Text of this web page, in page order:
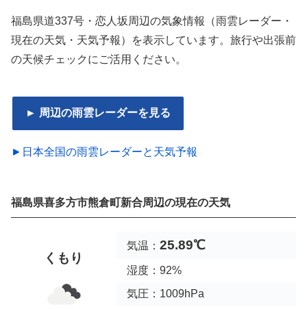
福島県道337号・恋人坂周辺の気象情報（雨雲レーダー・
現在の天気・天気予報）を表示しています。旅行や出張前
の天候チェックにご活用ください。
► 周辺の雨雲レーダーを見る
►日本全国の雨雲レーダーと天気予報
福島県喜多方市熊倉町新合周辺の現在の天気
くもり
気温： 25.89℃
湿度：92%
気圧：1009hPa